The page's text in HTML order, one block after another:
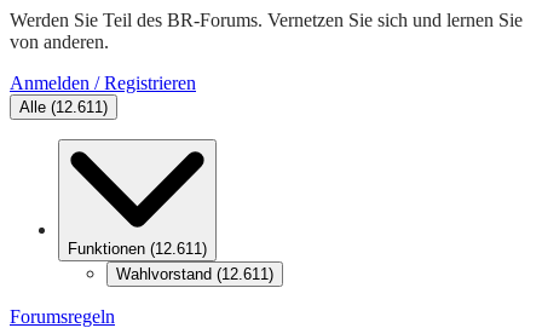
Werden Sie Teil des BR-Forums. Vernetzen Sie sich und lernen Sie
von anderen.
Anmelden / Registrieren
Alle (12.611)
Funktionen (12.611)
Wahlvorstand (12.611)
Forumsregeln